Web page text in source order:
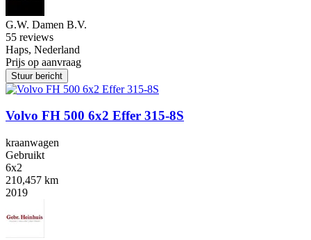
G.W. Damen B.V.
55 reviews
Haps, Nederland
Prijs op aanvraag
Stuur bericht
Volvo FH 500 6x2 Effer 315-8S
kraanwagen
Gebruikt
6x2
210,457 km
2019